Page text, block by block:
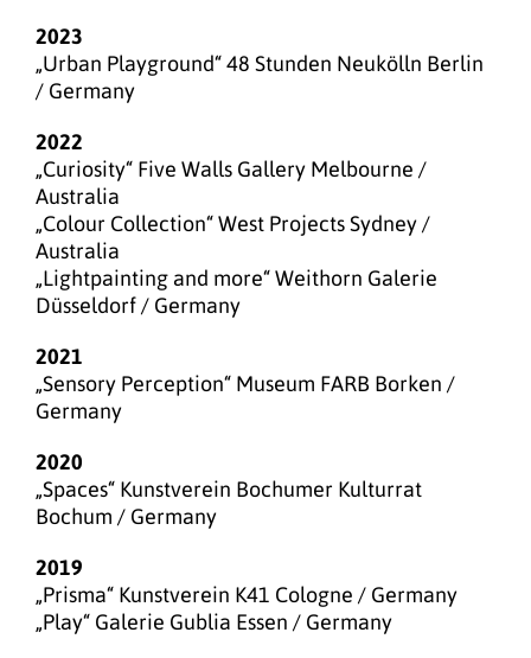
2023
„Urban Playground“ 48 Stunden Neukölln Berlin
/ Germany
2022
„Curiosity“ Five Walls Gallery Melbourne /
Australia
„Colour Collection“ West Projects Sydney /
Australia
„Lightpainting and more“ Weithorn Galerie
Düsseldorf / Germany
2021
„Sensory Perception“ Museum FARB Borken /
Germany
2020
„Spaces“ Kunstverein Bochumer Kulturrat
Bochum / Germany
2019
„Prisma“ Kunstverein K41 Cologne / Germany
„Play“ Galerie Gublia Essen / Germany